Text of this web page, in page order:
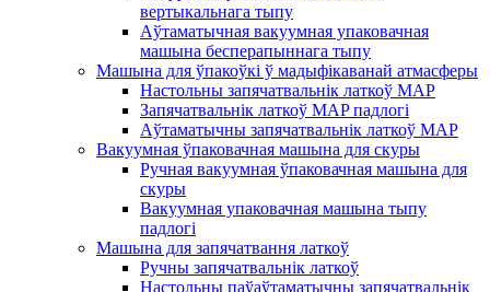
вертыкальнага тыпу
Аўтаматычная вакуумная упаковачная
машына бесперапыннага тыпу
Машына для ўпакоўкі ў мадыфікаванай атмасферы
Настольны запячатвальнік латкоў MAP
Запячатвальнік латкоў MAP падлогі
Аўтаматычны запячатвальнік латкоў MAP
Вакуумная ўпаковачная машына для скуры
Ручная вакуумная ўпаковачная машына для
скуры
Вакуумная упаковачная машына тыпу
падлогі
Машына для запячатвання латкоў
Ручны запячатвальнік латкоў
Настольны паўаўтаматычны запячатвальнік